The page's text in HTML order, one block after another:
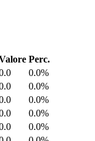
Perc.
0.0%
0.0%
0.0%
0.0%
0.0%